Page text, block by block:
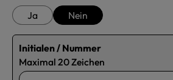
Ja Nein
Initialen / Nummer
Maximal 20 Zeichen